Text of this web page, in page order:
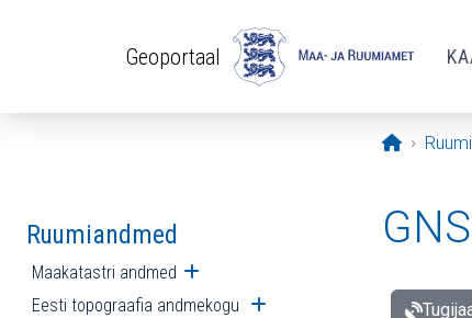
Geoportaal
Avaleht
Ruumiandmed
Maakatastri andmed Ava alammenüü
Eesti topograafia andmekogu Ava alammenüü